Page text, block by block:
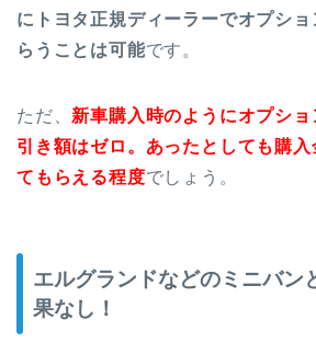
にトヨタ正規ディーラーでオプショ
らうことは可能です。
ただ、 新車購入時のようにオプシ
引き額はゼロ。あったとしても購
てもらえる程度でしょう。
エルグランドなどのミニバン
果なし！